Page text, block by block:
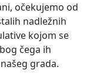
očekujemo od
nadležnih
kojom se
čega ih
grada.